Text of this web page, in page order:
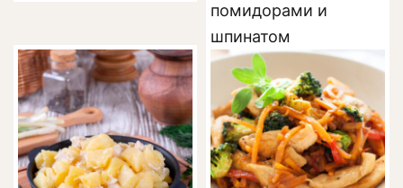
помидорами и
шпинатом